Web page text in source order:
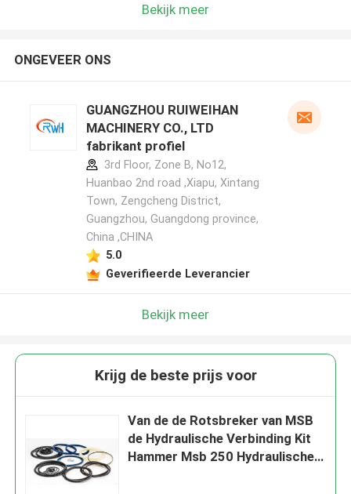
Bekijk meer
ONGEVEER ONS
GUANGZHOU RUIWEIHAN
MACHINERY CO., LTD
fabrikant profiel
3rd Floor, Zone B, No12,
Huanbao 2nd road ,Xiapu, Xintang
Town, Zengcheng District,
Guangzhou, Guangdong province,
China ,CHINA
5.0
Geverifieerde Leverancier
Bekijk meer
Krijg de beste prijs voor
Van de de Rotsbreker van MSB
de Hydraulische Verbinding Kit
Hammer Msb 250 Hydraulische